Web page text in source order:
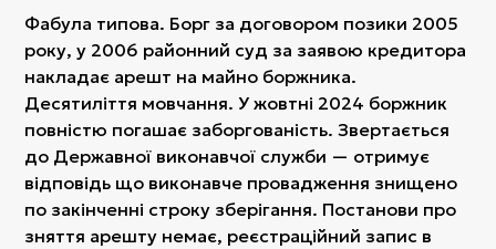
Фабула типова. Борг за договором позики 2005
року, у 2006 районний суд за заявою кредитора
накладає арешт на майно боржника.
Десятиліття мовчання. У жовтні 2024 боржник
повністю погашає заборгованість. Звертається
до Державної виконавчої служби — отримує
відповідь що виконавче провадження знищено
по закінченні строку зберігання. Постанови про
зняття арешту немає, реєстраційний запис в